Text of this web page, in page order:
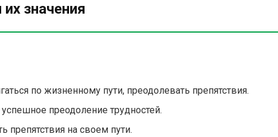
значения
по жизненному пути, преодолевать препятствия.
преодоление трудностей.
препятствия на своем пути.